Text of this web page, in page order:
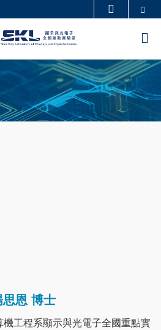
學術部門索引
工作@科大
認識科大
思恩 博士
工程系顯示與光電子全國重點實